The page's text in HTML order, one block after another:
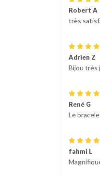
Robert A
très
Adrien Z
Bijou très
René G
Le
fahmi L